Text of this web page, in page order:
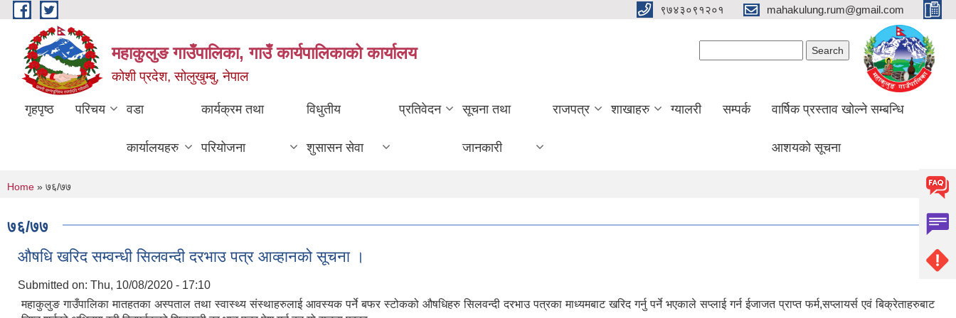
Skip to main content ९७४३०९१२०१ mahakulung.rum@gmail.com
महाकुलुङ गाउँपालिका, गाउँ कार्यपालिकाको कार्यालय
कोशी प्रदेश, सोलुखुम्बु, नेपाल
गृहपृष्ठ परिचय वडा
कार्यालयहरु
कार्यक्रम तथा
परियोजना
विधुतीय
शुसासन सेवा
प्रतिवेदन सूचना तथा
जानकारी
राजपत्र शाखाहरु ग्यालरी सम्पर्क वार्षिक प्रस्ताव खोल्ने सम्बन्धि
आशयको सूचना
You are here
Home » ७६/७७
७६/७७
औषधि खरिद सम्वन्धी सिलवन्दी दरभाउ पत्र आव्हानको सूचना ।
Submitted on: Thu, 10/08/2020 - 17:10
महाकुलुङ गाउँपालिका मातहतका अस्पताल तथा स्वास्थ्य संस्थाहरुलाई आवस्यक पर्ने बफर स्टोकको औषधिहरु सिलवन्दी दरभाउ पत्रका माध्यमबाट खरिद गर्नु पर्ने भएकाले सप्लाई गर्न ईजाजत प्राप्त फर्म,सप्लायर्स एवं बिक्रेताहरुबाट